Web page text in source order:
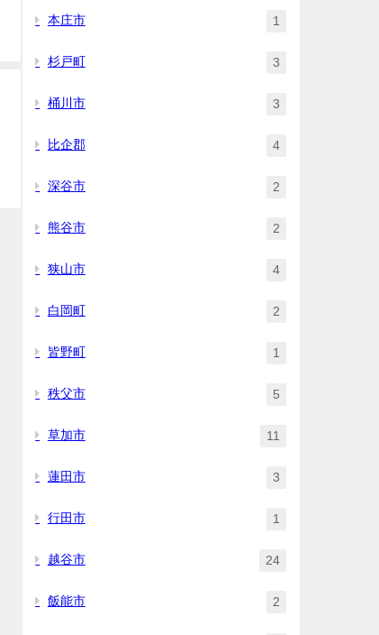
本庄市 1
杉戸町 3
桶川市 3
比企郡 4
深谷市 2
熊谷市 2
狭山市 4
白岡町 2
皆野町 1
秩父市 5
草加市 11
蓮田市 3
行田市 1
越谷市 24
飯能市 2